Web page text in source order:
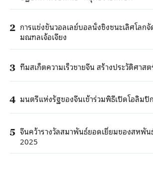
2 การแข่งขันวอลเลย์บอลนั่งชิงชนะเลิศโลก
มณฑลเจ้อเจียง
3 ทีมสเก็ตความเร็วชายจีน สร้างประวัติศาส
4 มนตรีแห่งรัฐของจีนเข้าร่วมพิธีเปิดโอลิม
5 จีนคว้ารางวัลสมาพันธ์ยอดเยี่ยมของสหพัน
2025